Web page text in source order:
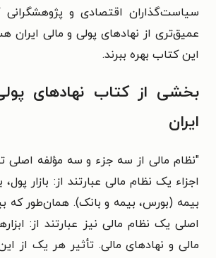
سیاست‌گذاران اقتصادی و پژوهشگرانی
عمیق‌تری از نهادهای پولی و مالی ایران
این کتاب بهره ببرند.
بخشی از کتاب نهادهای
ایران
"نظام مالی از سه جزء و سه مؤلفه
اجزاء یک نظام مالی عبارتند از: بازار پول،
بیمه (بورس، بیمه و بانک). همان‌طور که
اصلی یک نظام مالی نیز عبارتند از:
مالی و نهادهای مالی. تأثیر هر یک از